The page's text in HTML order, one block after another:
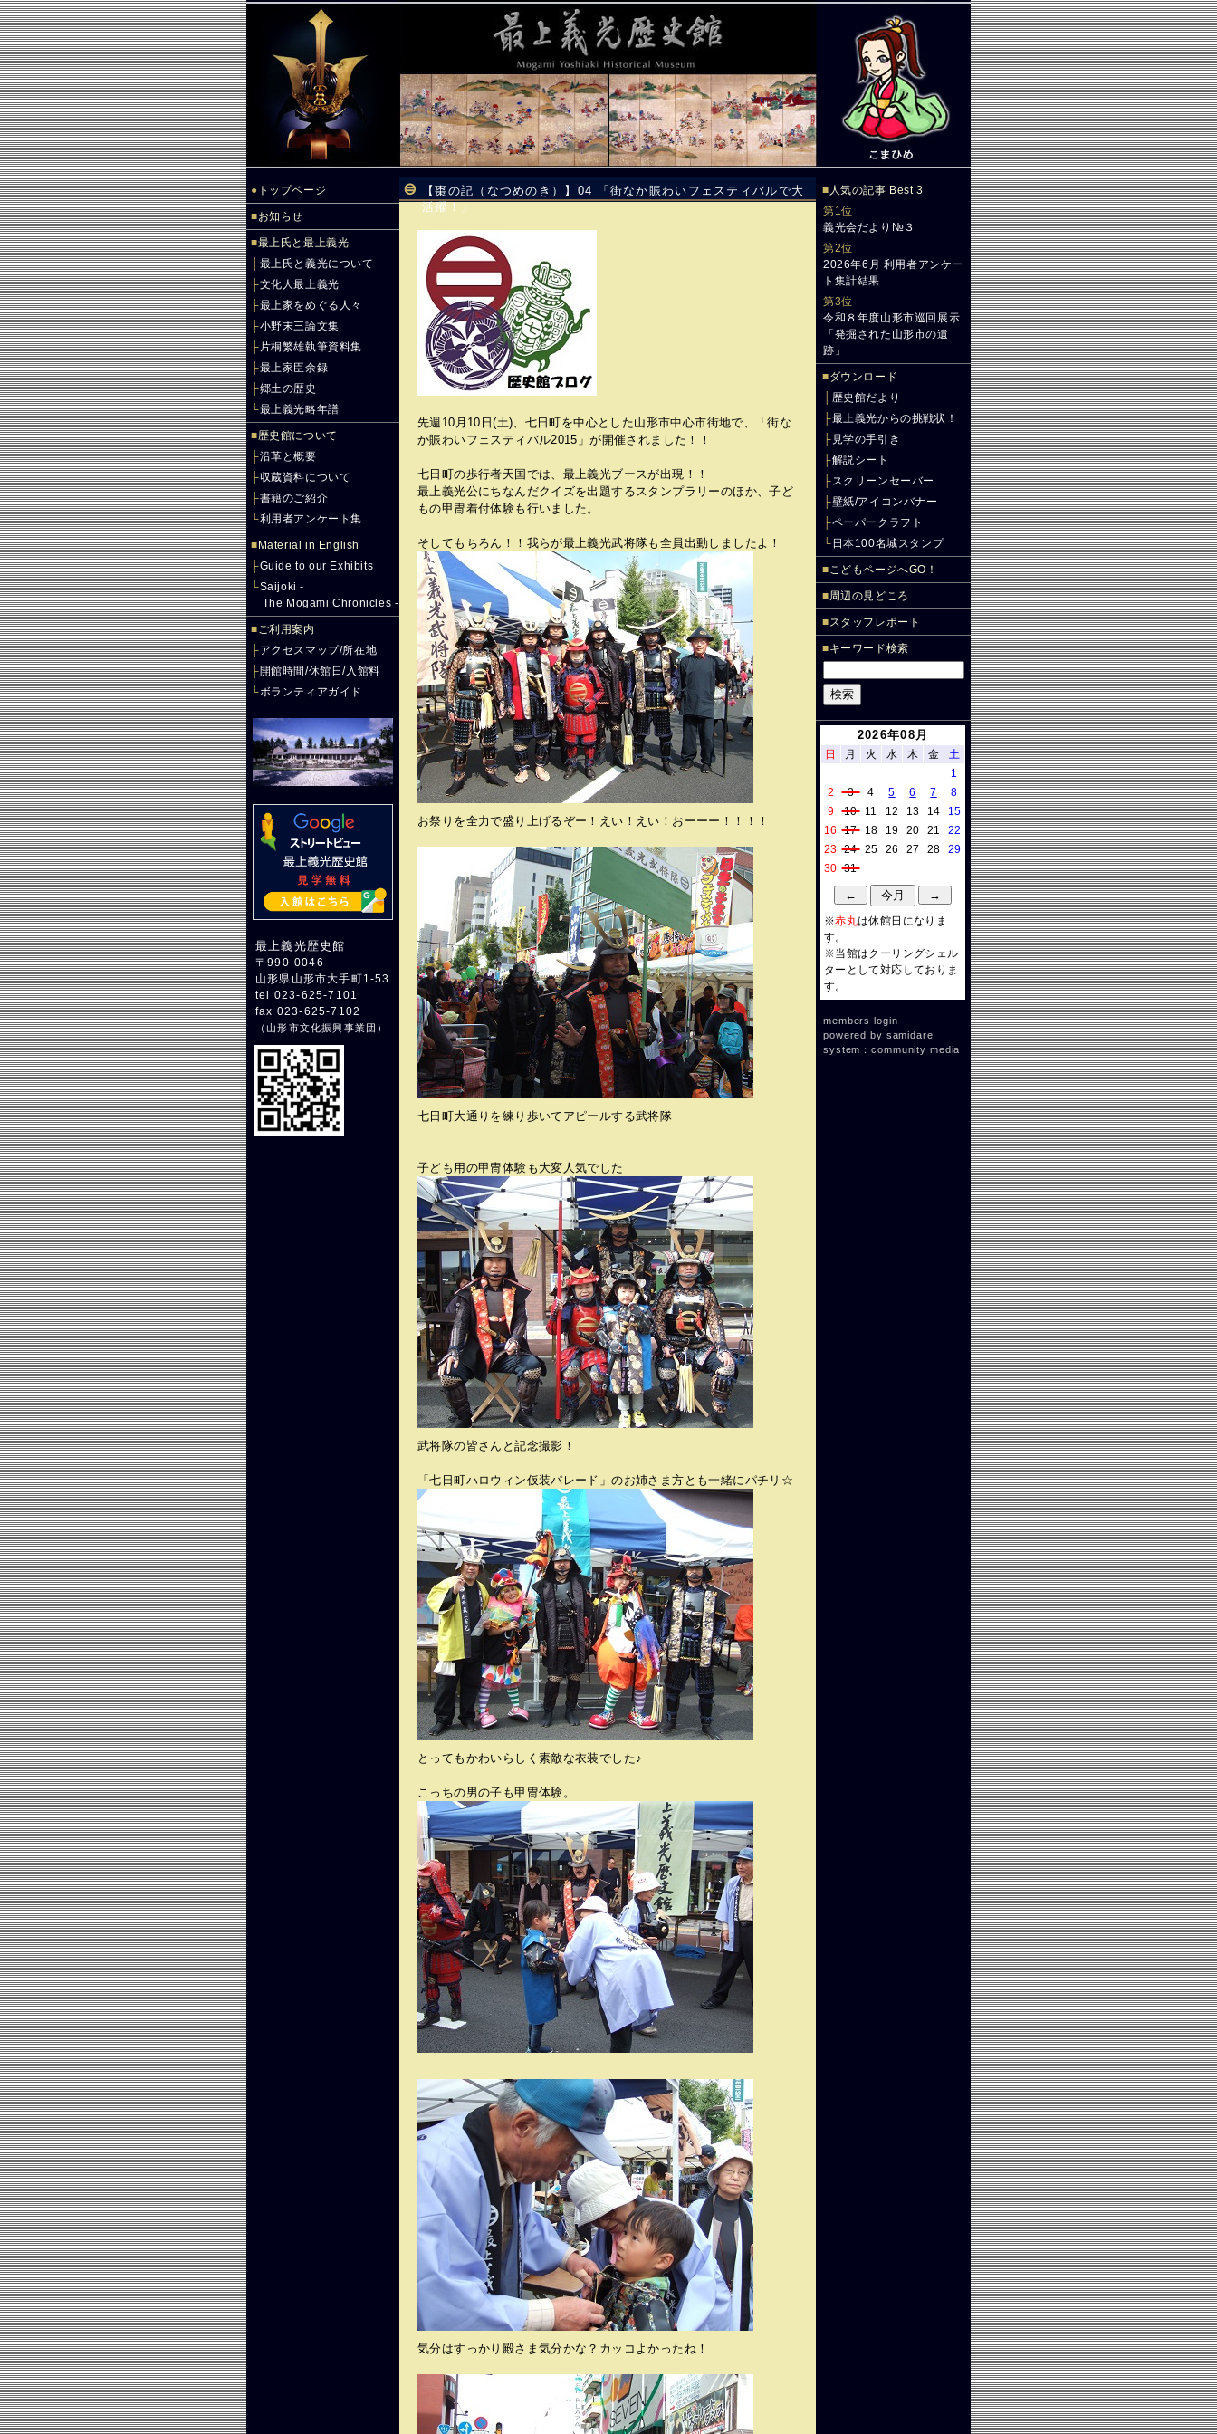
● トップページ
■お知らせ
■最上氏と最上義光
├最上氏と義光について
├文化人最上義光
├最上家をめぐる人々
├小野末三論文集
├ 片桐繁雄執筆資料集
├最上家臣余録
├郷土の歴史
└最上義光略年譜
■歴史館について
├沿革と概要
├収蔵資料について
├書籍のご紹介
└利用者アンケート集
■ Material in English
├Guide to our Exhibits
└Saijoki -
The Mogami Chronicles -
■ご利用案内
├アクセスマップ/所在地
├開館時間/休館日/入館料
└ボランティアガイド
最上義光歴史館
〒990-0046
山形県山形市大手町1-53
tel 023-625-7101
fax 023-625-7102
（山形市文化振興事業団 ）
【棗の記（なつめのき）】04 「街なか賑わいフェスティバルで大
活躍！」
先週10月10日(土)、七日町を中心とした山形市中心市街地で、「街な
か賑わいフェスティバル2015」が開催されました！！
七日町の歩行者天国では、最上義光ブースが出現！！
最上義光公にちなんだクイズを出題するスタンプラリーのほか、子ど
もの甲冑着付体験も行いました。
そしてもちろん！！我らが最上義光武将隊も全員出動しましたよ！
お祭りを全力で盛り上げるぞー！えい！えい！おーーー！！！！
七日町大通りを練り歩いてアピールする武将隊
子ども用の甲冑体験も大変人気でした
武将隊の皆さんと記念撮影！
「七日町ハロウィン仮装パレード」のお姉さま方とも一緒にパチリ☆
とってもかわいらしく素敵な衣装でした♪
こっちの男の子も甲冑体験。
気分はすっかり殿さま気分かな？カッコよかったね！
■ 人気の記事 Best 3
第1位
義光会だより№３
第2位
2026年6月 利用者アンケー
ト集計結果
第3位
令和８年度山形市巡回展示
「発掘された山形市の遺
跡」
■ダウンロード
├歴史館だより
├最上義光からの挑戦状！
├ 見学の手引き
├解説シート
├スクリーンセーバー
├壁紙/アイコンバナー
├ペーパークラフト
└ 日本100名城スタンプ
■こどもページへGO！
■周辺の見どころ
■スタッフレポート
■キーワード検索
2026年08月
日 月 火 水 木 金
土
1
2
3 4 5 6 7
8
9
10 11 12 13 14
15
16
17 18 19 20 21
22
23 24 25 26 27 28
29
30 31
※赤丸は休館日になりま
す。
※当館はクーリングシェル
ターとして対応しておりま
す。
members login
powered by samidare
system：community media